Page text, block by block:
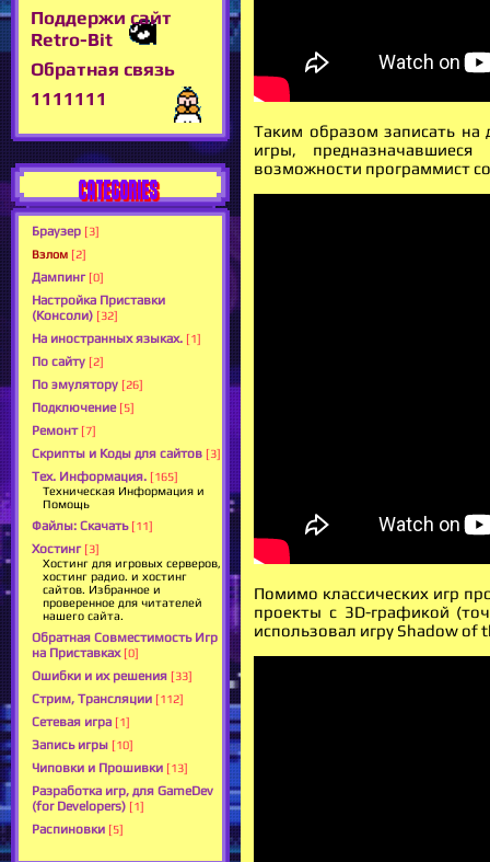
Поддержи сайт
Retro-Bit
Обратная связь
1111111
CATEGORIES
Браузер [3]
Взлом [2]
Дампинг [0]
Настройка Приставки
(Консоли) [32]
На иностранных языках. [1]
По сайту [2]
По эмулятору [26]
Подключение [5]
Ремонт [7]
Скрипты и Коды для сайтов [3]
Тех. Информация. [165]
Техническая Информация и
Помощь
Файлы: Скачать [11]
Хостинг [3]
Хостинг для игровых серверов,
хостинг радио. и хостинг
сайтов. Избранное и
проверенное для читателей
нашего сайта.
Обратная Совместимость Игр
на Приставках [0]
Ошибки и их решения [33]
Стрим, Трансляции [112]
Сетевая игра [1]
Запись игры [10]
Чиповки и Прошивки [13]
Разработка игр, для GameDev
(for Developers) [1]
Распиновки [5]
Таким образом записать
игры,
возможности программист
Помимо классических игр
проекты с 3D-графикой
использовал игру Shadow of